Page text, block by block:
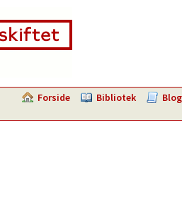
Forside Bibliotek Blog